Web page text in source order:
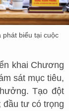
phát biểu tại cuộc
khai Chương
sát mục tiêu,
Tạo đột
đầu tư có trọng